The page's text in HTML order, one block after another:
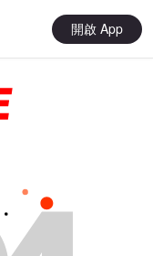
開啟 App